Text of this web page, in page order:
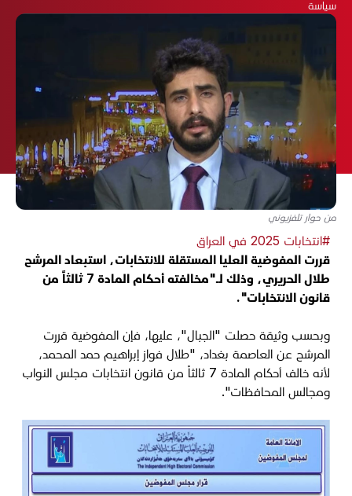
سياسة
من حوار تلفزيوني
#انتخابات 2025 في العراق
قررت المفوضية العليا المستقلة للانتخابات، استبعاد المرشح
طلال الحريري، وذلك لـ"مخالفته أحكام المادة 7 ثالثاً من
قانون الانتخابات".
وبحسب وثيقة حصلت "الجبال"، عليها، فإن المفوضية قررت
المرشح عن العاصمة بغداد، "طلال فواز إبراهيم حمد المحمد،
لأنه خالف أحكام المادة 7 ثالثاً من قانون انتخابات مجلس النواب
ومجالس المحافظات".